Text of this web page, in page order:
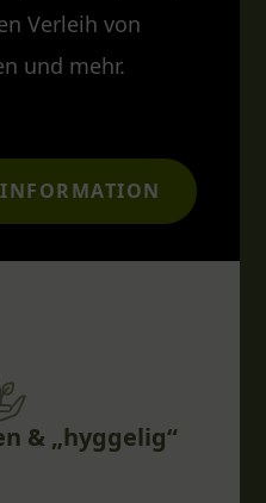
Verleih von
und mehr.
& „hyggelig“